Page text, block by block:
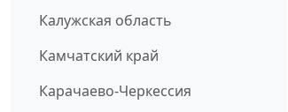
Калужская область
Камчатский край
Карачаево-Черкессия